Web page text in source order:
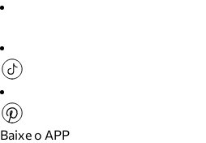
Baixe o APP